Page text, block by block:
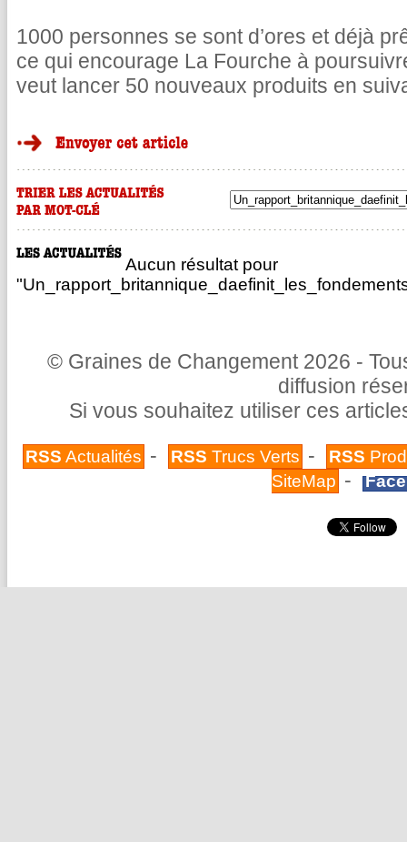
1000 personnes se sont d’ores et déjà
ce qui encourage La Fourche à
veut lancer 50 nouveaux produits en
Aucun résultat pour
© Graines de Changement 2026 -
diffusion
Si vous souhaitez utiliser ces
RSS Actualités - RSS Trucs Verts - RSS
SiteMap -